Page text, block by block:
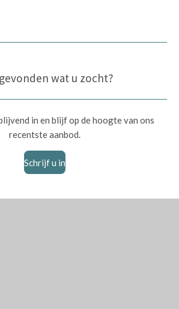
wat u zocht?
in en blijf op de hoogte van ons
recentste aanbod.
Schrijf u in